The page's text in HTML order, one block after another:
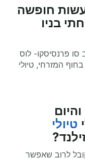
חופשה
בניו
פרנסיסקו- לוס
המזרחי, טיולי
טיולי
לרוב שאפשר